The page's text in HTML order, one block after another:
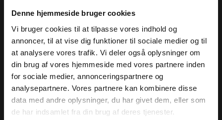
Denne hjemmeside bruger cookies
Vi bruger cookies til at tilpasse vores indhold og
annoncer, til at vise dig funktioner til sociale medier og til
at analysere vores trafik. Vi deler også oplysninger om
din brug af vores hjemmeside med vores partnere inden
for sociale medier, annonceringspartnere og
analysepartnere. Vores partnere kan kombinere disse
data med andre oplysninger, du har givet dem, eller som
de har indsamlet fra din brug af deres tjenester.
Kontakt VT Bus på telefon 28 44 80 02
turistkørsel i behagelige turistbusser i Jylland, Danmark
og Europa.
​VT Bus er et familieejet busselskab, der har levet af at
levere gode transportoplevelser siden 1975.
* https://www.danskpersontransport.dk/nyheder/flyer-